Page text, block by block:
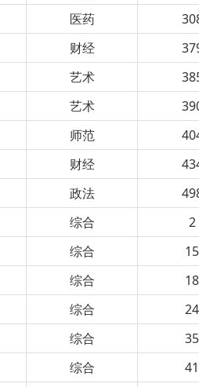
医药
财经
艺术
艺术
师范
财经
政法
综合
2
综合
15
综合
18
综合
24
综合
35
综合
41